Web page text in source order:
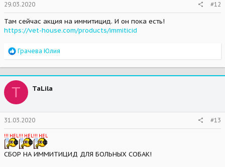
29.03.2020 #12
Там сейчас акция на иммитицид. И он пока есть!
https://vet-house.com/products/immiticid
R
a
c
t
i
n
s
:
Грачева Юлия
T TaLila
31.03.2020 #13
СБОР НА ИММИТИЦИД ДЛЯ БОЛЬНЫХ СОБАК!